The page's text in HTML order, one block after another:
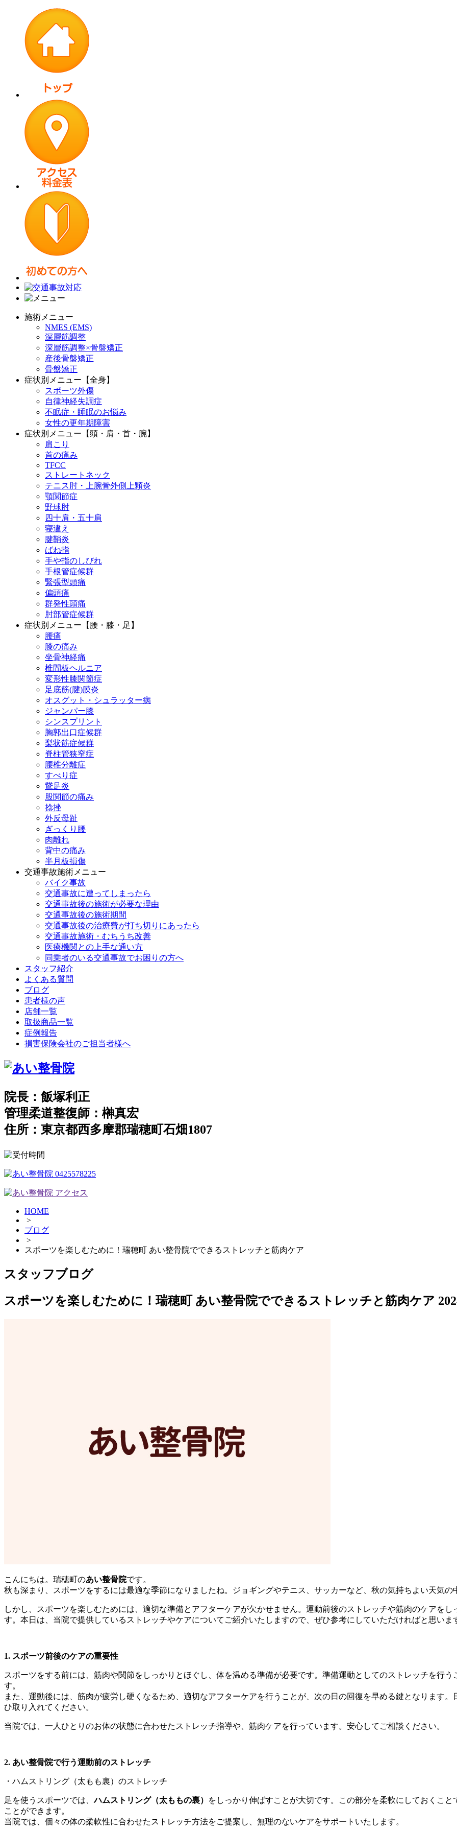
施術メニュー
NMES (EMS)
深層筋調整
深層筋調整×骨盤矯正
産後骨盤矯正
骨盤矯正
症状別メニュー【全身】
スポーツ外傷
自律神経失調症
不眠症・睡眠のお悩み
女性の更年期障害
症状別メニュー【頭・肩・首・腕】
肩こり
首の痛み
TFCC
ストレートネック
テニス肘・上腕骨外側上顆炎
顎関節症
野球肘
四十肩・五十肩
寝違え
腱鞘炎
ばね指
手や指のしびれ
手根管症候群
緊張型頭痛
偏頭痛
群発性頭痛
肘部管症候群
症状別メニュー【腰・膝・足】
腰痛
膝の痛み
坐骨神経痛
椎間板ヘルニア
変形性膝関節症
足底筋(腱)膜炎
オスグット・シュラッター病
ジャンパー膝
シンスプリント
胸郭出口症候群
梨状筋症候群
脊柱管狭窄症
腰椎分離症
すべり症
鵞足炎
股関節の痛み
捻挫
外反母趾
ぎっくり腰
肉離れ
背中の痛み
半月板損傷
交通事故施術メニュー
バイク事故
交通事故に遭ってしまったら
交通事故後の施術が必要な理由
交通事故後の施術期間
交通事故後の治療費が打ち切りにあったら
交通事故施術・むちうち改善
医療機関との上手な通い方
同乗者のいる交通事故でお困りの方へ
スタッフ紹介
よくある質問
ブログ
患者様の声
店舗一覧
取扱商品一覧
症例報告
損害保険会社のご担当者様へ
院長：飯塚利正
管理柔道整復師：榊真宏
住所：東京都西多摩郡瑞穂町石畑1807
HOME
>
ブログ
>
スポーツを楽しむために！瑞穂町 あい整骨院でできるストレッチと筋肉ケア
スタッフブログ
スポーツを楽しむために！瑞穂町 あい整骨院でできるストレッチと筋肉ケア
こんにちは。瑞穂町のあい整骨院です。
秋も深まり、スポーツをするには最適な季節になりましたね。ジョギングやテニス、サッカーなど、秋の気持ちよい天気の
しかし、スポーツを楽しむためには、適切な準備とアフターケアが欠かせません。運動前後のストレッチや筋肉のケアを
す。本日は、当院で提供しているストレッチやケアについてご紹介いたしますので、ぜひ参考にしていただければと思いま
1. スポーツ前後のケアの重要性
スポーツをする前には、筋肉や関節をしっかりとほぐし、体を温める準備が必要です。準備運動としてのストレッチを行
す。
また、運動後には、筋肉が疲労し硬くなるため、適切なアフターケアを行うことが、次の日の回復を早める鍵となります
ひ取り入れてください。
当院では、一人ひとりのお体の状態に合わせたストレッチ指導や、筋肉ケアを行っています。安心してご相談ください。
2. あい整骨院で行う運動前のストレッチ
・ハムストリング（太もも裏）のストレッチ
足を使うスポーツでは、ハムストリング（太ももの裏）
をしっかり伸ばすことが大切です。この部分を柔軟にしておくこ
ことができます。
当院では、個々の体の柔軟性に合わせたストレッチ方法をご提案し、無理のないケアをサポートいたします。